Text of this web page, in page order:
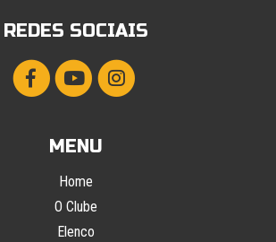
REDES SOCIAIS
MENU
Home
O Clube
Elenco